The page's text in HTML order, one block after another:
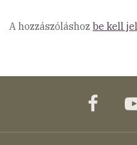
A hozzászóláshoz be kell